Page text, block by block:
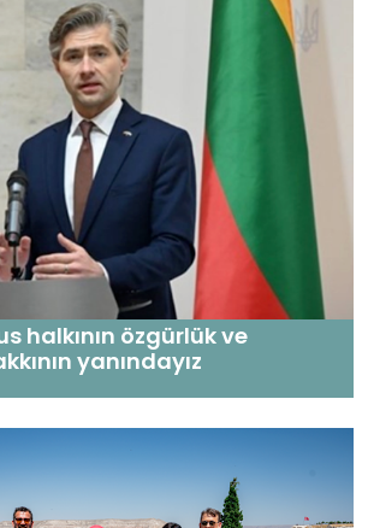
halkının özgürlük ve
yanındayız